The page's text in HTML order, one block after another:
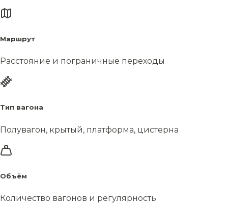
Маршрут
Расстояние и пограничные переходы
Тип вагона
Полувагон, крытый, платформа, цистерна
Объём
Количество вагонов и регулярность